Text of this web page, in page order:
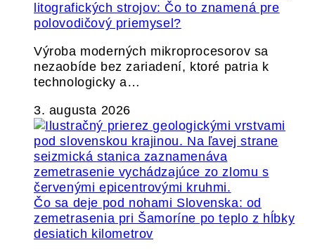
litografických strojov: Čo to znamená pre
polovodičový priemysel?
Výroba moderných mikroprocesorov sa
nezaobíde bez zariadení, ktoré patria k
technologicky a…
3. augusta 2026
Čo sa deje pod nohami Slovenska: od
zemetrasenia pri Šamoríne po teplo z hĺbky
desiatich kilometrov